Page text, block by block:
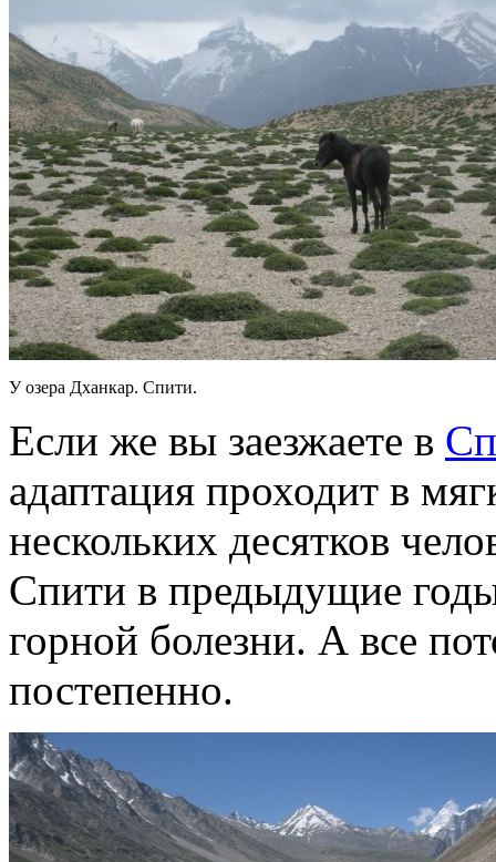
У озера Дханкар. Спити.
Если же вы заезжаете в
адаптация проходит в
нескольких десятков
Спити в предыдущие
горной болезни. А все
постепенно.